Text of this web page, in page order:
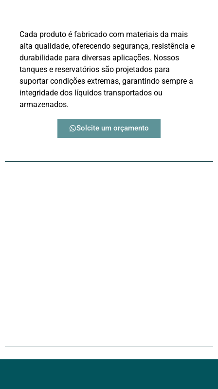
Cada produto é fabricado com materiais da mais
alta qualidade, oferecendo segurança, resistência e
durabilidade para diversas aplicações. Nossos
tanques e reservatórios são projetados para
suportar condições extremas, garantindo sempre a
integridade dos líquidos transportados ou
armazenados.
Solcite um orçamento